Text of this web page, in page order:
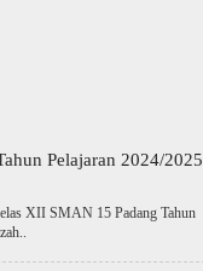
Pelajaran 2024/2025
XII SMAN 15 Padang Tahun